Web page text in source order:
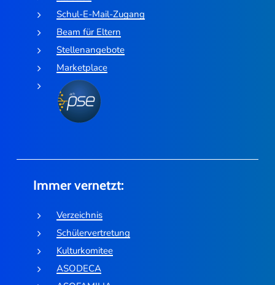
Schul-E-Mail-Zugang
Beam für Eltern
Stellenangebote
Marketplace
Immer vernetzt:
Verzeichnis
Schülervertretung
Kulturkomitee
ASODECA